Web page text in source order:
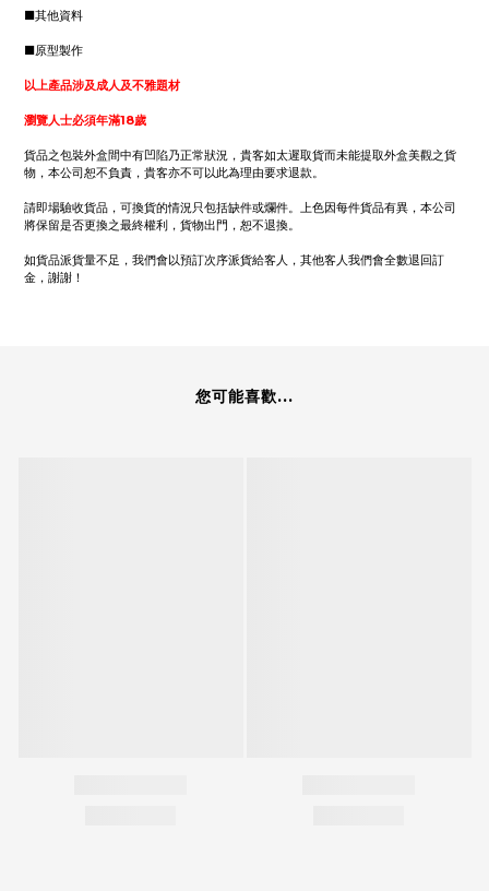
■其他資料
■原型製作
以上產品涉及成人及不雅題材
瀏覽人士必須年滿18歲
貨品之包裝外盒間中有凹陷乃正常狀況，貴客如太遲取貨而未能提取外盒美觀之貨
物，本公司恕不負責，貴客亦不可以此為理由要求退款。
請即場驗收貨品，可換貨的情況只包括缺件或爛件。上色因每件貨品有異，本公司
將保留是否更換之最終權利，貨物出門，恕不退換。
如貨品派貨量不足，我們會以預訂次序派貨給客人，其他客人我們會全數退回訂
金，謝謝！
您可能喜歡...